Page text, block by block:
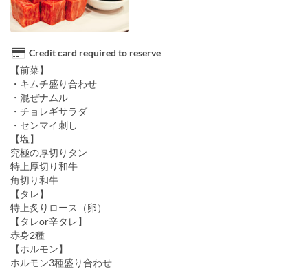
Credit card required to reserve
【前菜】
・キムチ盛り合わせ
・混ぜナムル
・チョレギサラダ
・センマイ刺し
【塩】
究極の厚切りタン
特上厚切り和牛
角切り和牛
【タレ】
特上炙りロース（卵）
【タレor辛タレ】
赤身2種
【ホルモン】
ホルモン3種盛り合わせ